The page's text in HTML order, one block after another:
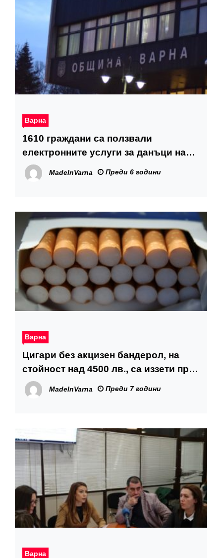
Варна
1610 граждани са ползвали
електронните услуги за данъци на
Община Варна през 2019 г
MadeInVarna Преди 6 години
Варна
Цигари без акцизен бандерол, на
стойност над 4500 лв., са иззети при
задържането на 55-годишен мъж във
Варна
MadeInVarna Преди 7 години
Варна